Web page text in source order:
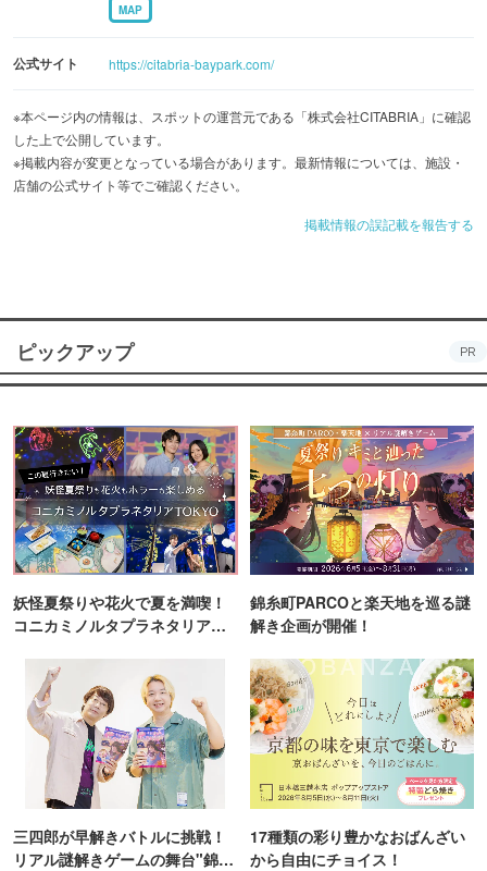
MAP
公式サイト https://citabria-baypark.com/
※本ページ内の情報は、スポットの運営元である「株式会社CITABRIA」に確認
した上で公開しています。
※掲載内容が変更となっている場合があります。最新情報については、施設・
店舗の公式サイト等でご確認ください。
掲載情報の誤記載を報告する
ピックアップ PR
妖怪夏祭りや花火で夏を満喫！
コニカミノルタプラネタリア
錦糸町PARCOと楽天地を巡る謎
解き企画が開催！
三四郎が早解きバトルに挑戦！
リアル謎解きゲームの舞台"錦糸
17種類の彩り豊かなおばんざい
から自由にチョイス！